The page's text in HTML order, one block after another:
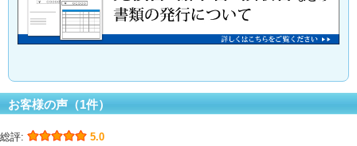
お客様の声（1件）
総評: 5.0